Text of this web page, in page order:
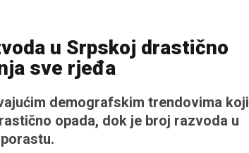
u Srpskoj drastično
sve rjeđa
demografskim trendovima koji
opada, dok je broj razvoda u